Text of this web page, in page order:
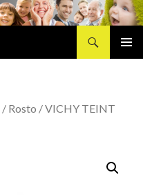
/ Rosto / VICHY TEINT